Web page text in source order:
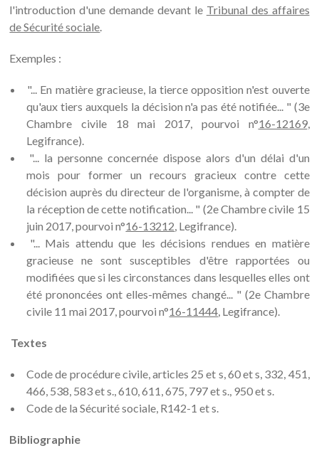
l'introduction d'une demande devant le Tribunal des affaires
de Sécurité sociale.
Exemples :
"... En matière gracieuse, la tierce opposition n'est ouverte
qu'aux tiers auxquels la décision n'a pas été notifiée... " (3e
Chambre civile 18 mai 2017, pourvoi n°16-12169,
Legifrance).
"... la personne concernée dispose alors d'un délai d'un
mois pour former un recours gracieux contre cette
décision auprès du directeur de l'organisme, à compter de
la réception de cette notification... " (2e Chambre civile 15
juin 2017, pourvoi n°16-13212, Legifrance).
"... Mais attendu que les décisions rendues en matière
gracieuse ne sont susceptibles d'être rapportées ou
modifiées que si les circonstances dans lesquelles elles ont
été prononcées ont elles-mêmes changé... " (2e Chambre
civile 11 mai 2017, pourvoi n°16-11444, Legifrance).
Textes
Code de procédure civile, articles 25 et s, 60 et s, 332, 451,
466, 538, 583 et s., 610, 611, 675, 797 et s., 950 et s.
Code de la Sécurité sociale, R142-1 et s.
Bibliographie